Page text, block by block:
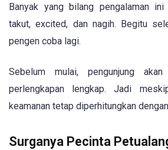
Banyak yang bilang pengalaman
takut, excited, dan nagih. Begitu
pengen coba lagi.
Sebelum mulai, pengunjung
perlengkapan lengkap. Jadi
keamanan tetap diperhitungkan
Surganya Pecinta